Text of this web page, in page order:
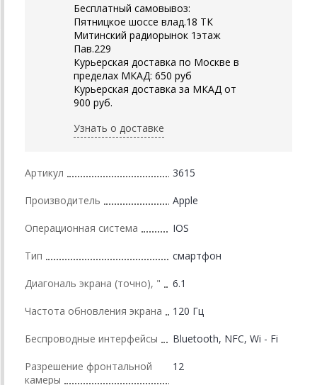
Бесплатный самовывоз:
Пятницкое шоссе влад.18 ТК
Митинский радиорынок 1этаж
Пав.229
Курьерская доставка по Москве в
пределах МКАД: 650 руб
Курьерская доставка за МКАД от
900 руб.
Узнать о доставке
Артикул 3615
Производитель Apple
Операционная система IOS
Тип смартфон
Диагональ экрана (точно), " 6.1
Частота обновления экрана 120 Гц
Беспроводные интерфейсы Bluetooth, NFC, Wi - Fi
Разрешение фронтальной
камеры
12